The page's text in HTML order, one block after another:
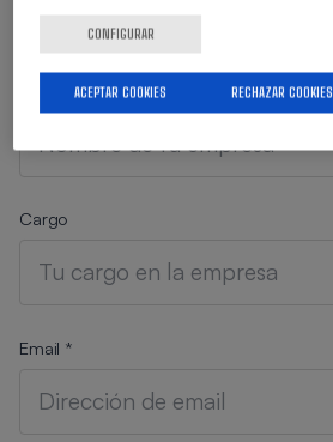
Empresa *
Cargo
Email *
CONFIGURAR
RECHAZAR COOKIES
ACEPTAR COOKIES